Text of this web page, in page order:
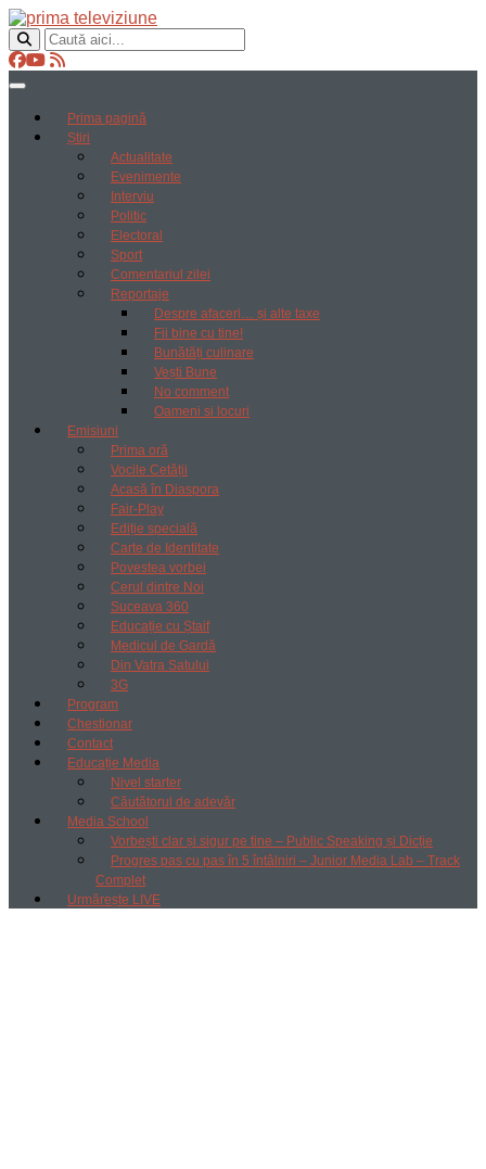
Prima pagină
Știri
Actualitate
Evenimente
Interviu
Politic
Electoral
Sport
Comentariul zilei
Reportaje
Despre afaceri… și alte taxe
Fii bine cu tine!
Bunătăți culinare
Vești Bune
No comment
Oameni si locuri
Emisiuni
Prima oră
Vocile Cetății
Acasă în Diaspora
Fair-Play
Ediție specială
Carte de Identitate
Povestea vorbei
Cerul dintre Noi
Suceava 360
Educație cu Ștaif
Medicul de Gardă
Din Vatra Satului
3G
Program
Chestionar
Contact
Educație Media
Nivel starter
Căutătorul de adevăr
Media School
Vorbești clar și sigur pe tine – Public Speaking și Dicție
Progres pas cu pas în 5 întâlniri – Junior Media Lab – Track
Complet
Urmărește LIVE